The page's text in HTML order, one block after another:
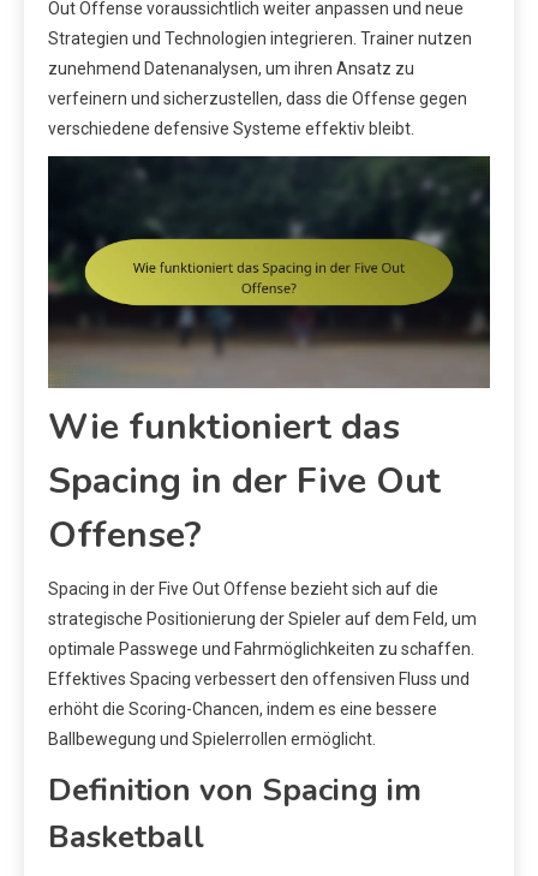
Out Offense voraussichtlich weiter anpassen und neue
Strategien und Technologien integrieren. Trainer nutzen
zunehmend Datenanalysen, um ihren Ansatz zu
verfeinern und sicherzustellen, dass die Offense gegen
verschiedene defensive Systeme effektiv bleibt.
Wie funktioniert das
Spacing in der Five Out
Offense?
Spacing in der Five Out Offense bezieht sich auf die
strategische Positionierung der Spieler auf dem Feld, um
optimale Passwege und Fahrmöglichkeiten zu schaffen.
Effektives Spacing verbessert den offensiven Fluss und
erhöht die Scoring-Chancen, indem es eine bessere
Ballbewegung und Spielerrollen ermöglicht.
Definition von Spacing im
Basketball